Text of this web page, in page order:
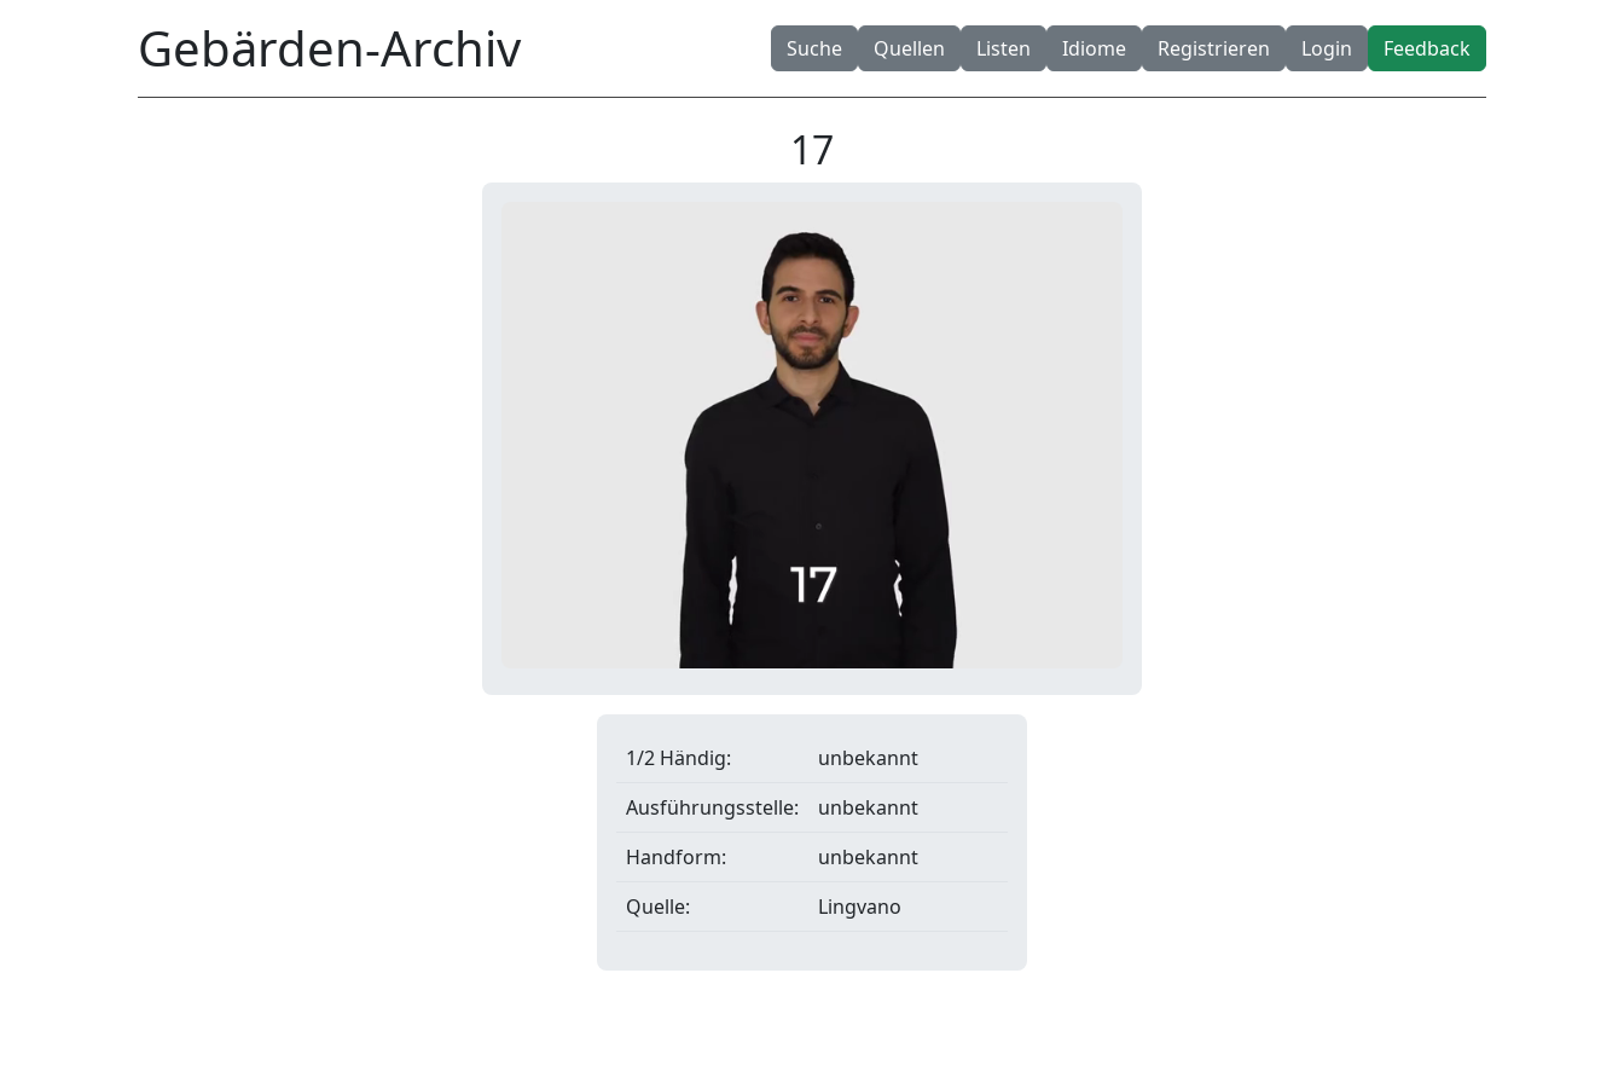
Gebärden-Archiv Suche Quellen Listen Idiome Registrieren Login Feedback
17
1/2 Händig:
unbekannt
Ausführungsstelle:
unbekannt
Handform:
unbekannt
Quelle:
Lingvano